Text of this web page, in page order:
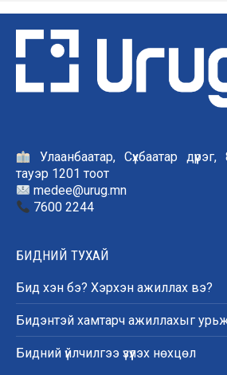
Улаанбаатар, Сүхбаатар
тауэр 1201 тоот
medee@urug.mn
7600 2244
БИДНИЙ ТУХАЙ
Бид хэн бэ? Хэрхэн ажиллах вэ?
Бидэнтэй хамтарч ажиллахыг
Бидний үйлчилгээ үзүүлэх нөхцөл